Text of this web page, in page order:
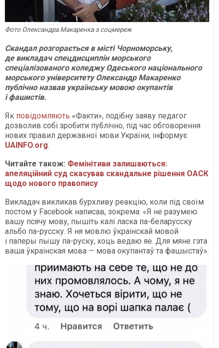
Фото Олександра Макаренка з соцмереж
Скандал розгорається в місті Чорноморську,
де викладач спецдисциплін морського
спеціалізованого коледжу Одеського національного
морського університету Олександр Макаренко
публічно назвав українську мовою окупантів
і фашистів.
Як повідомляють «Факти», подібну заяву педагог
дозволив собі зробити публічно, під час обговорення
нових правил державної мови України, інформує
UAINFO.org.
Читайте також: Фемінітиви залишаються:
апеляційний суд скасував скандальне рішення ОАСК
щодо нового правопису
Викладач викликав бурхливу реакцію, коли під своїм
постом у Facebook написав, зокрема: «Я не разумею
вашу псячу мову, пышіть калі ласка па-беларусску
альбо па-русску. Я ня мовлю ўкраінскай мовой
і паперы пышу па-руску, хоць ведаю яе. Для мяне гэта
ваша ўкраінская мова — мова окупантаў та фашыстаў».